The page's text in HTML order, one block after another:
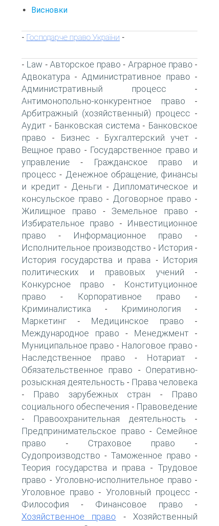
Висновки
- Господарче право України -
- Law - Авторское право - Аграрное право -
Адвокатура - Административное право -
Административный процесс -
Антимонопольно-конкурентное право -
Арбитражный (хозяйственный) процесс -
Аудит - Банковская система - Банковское
право - Бизнес - Бухгалтерский учет -
Вещное право - Государственное право и
управление -
Гражданское право и
процесс - Денежное обращение, финансы
и кредит- Деньги - Дипломатическое и
консульское право - Договорное право -
Жилищное право - Земельное право -
Избирательное право -
Инвестиционное
право - Информационное право -
Исполнительное производство - История -
История государства и права -
История
политических и правовых учений -
Конкурсное право -
Конституционное
право - Корпоративное право -
Криминалистика - Криминология -
Маркетинг - Медицинское право -
Международное право - Менеджмент -
Муниципальное право - Налоговое право -
Наследственное право - Нотариат -
Обязательственное право - Оперативно-
розыскная деятельность - Права человека
- Право зарубежных стран -
Право
социального обеспечения - Правоведение
- Правоохранительная деятельность -
Предпринимательское право - Семейное
право - Страховое право -
Судопроизводство - Таможенное право -
Теория государства и права -Трудовое
право - Уголовно-исполнительное право -
Уголовное право - Уголовный процесс -
Философия - Финансовое право -
Хозяйственное право -Хозяйственный